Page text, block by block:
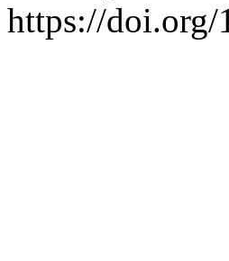
https://doi.org/